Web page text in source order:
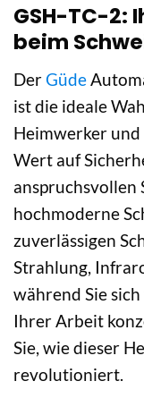
GSH-TC-2:
beim
DerGüde
ist die ideale
Heimwerker
Wert auf
anspruchsvollen
hochmoderne
zuverlässigen
Strahlung,
während Sie
Ihrer Arbeit
Sie, wie dieser
revolutioniert.